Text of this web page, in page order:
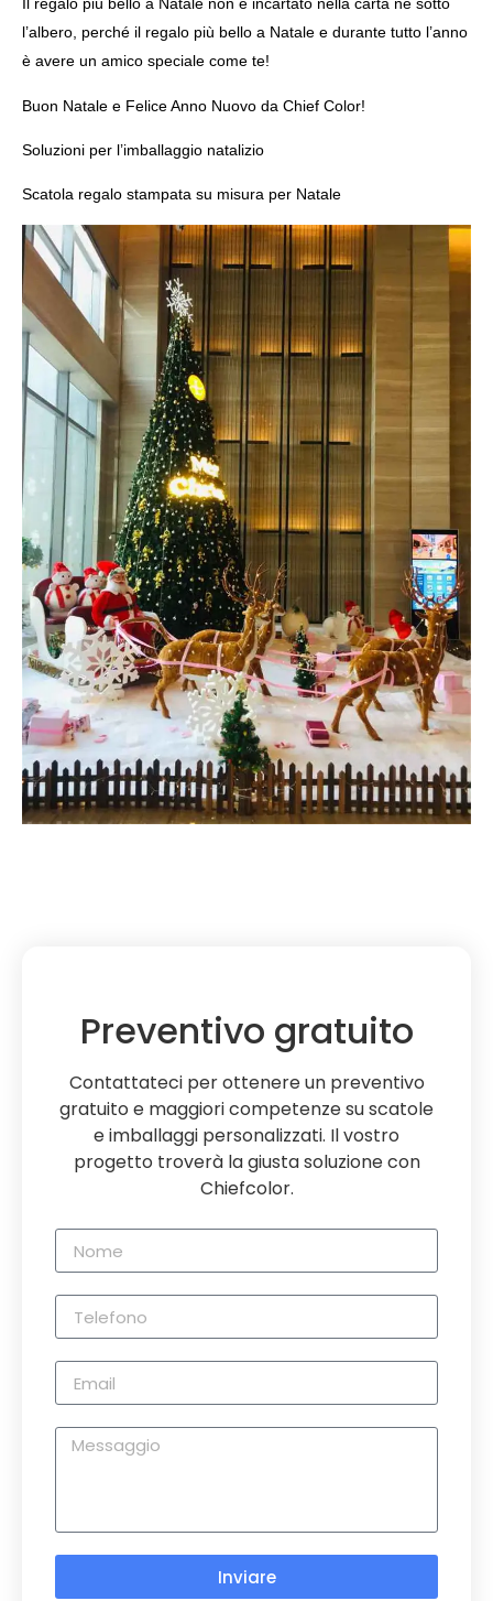
Il regalo più bello a Natale non è incartato nella carta né sotto
l’albero, perché il regalo più bello a Natale e durante tutto l’anno
è avere un amico speciale come te!
Buon Natale e Felice Anno Nuovo da Chief Color!
Soluzioni per l’imballaggio natalizio
Scatola regalo stampata su misura per Natale
Preventivo gratuito
Contattateci per ottenere un preventivo
gratuito e maggiori competenze su scatole
e imballaggi personalizzati. Il vostro
progetto troverà la giusta soluzione con
Chiefcolor.
Inviare